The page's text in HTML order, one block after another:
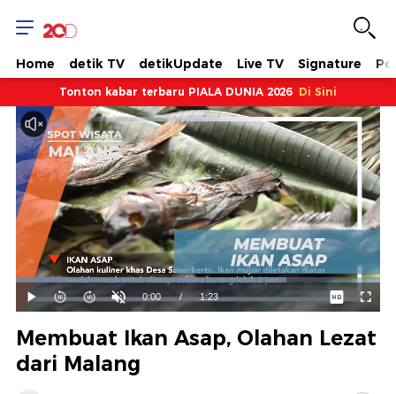
Home detik TV detikUpdate Live TV Signature
Tonton kabar terbaru PIALA DUNIA 2026 Di Sini
Mainkan
Suara
Hidup
Waktu
0:00 / Durasi
1:23
Dimuat:
74.34%
Membuat Ikan Asap, Olahan Lezat
dari Malang